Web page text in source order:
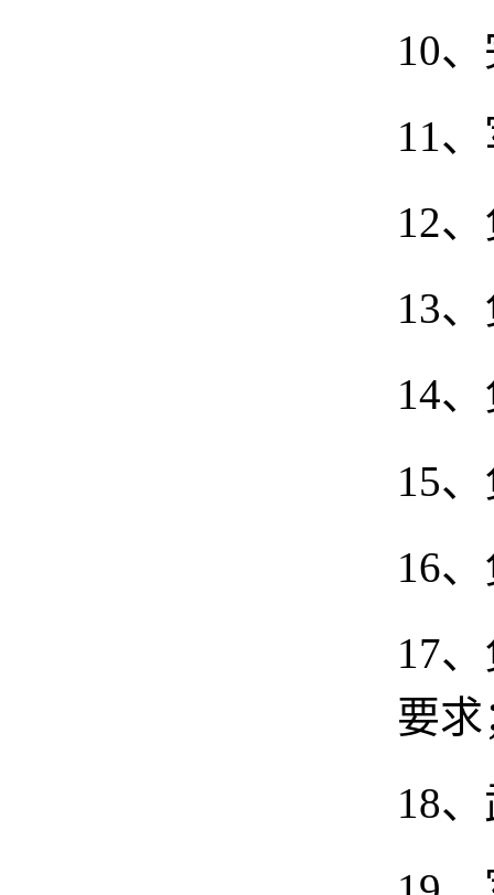
10
11
12
13
14
15
16
17
要求
18